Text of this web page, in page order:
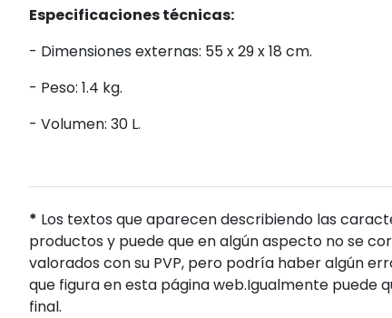
Especificaciones técnicas:
- Dimensiones externas: 55 x 29 x 18 cm.
- Peso: 1.4 kg.
- Volumen: 30 L.
* Los textos que aparecen describiendo las
productos y puede que en algún aspecto no se
valorados con su PVP, pero podría haber algún
que figura en esta página web.Igualmente
final.